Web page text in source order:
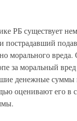
РБ существует
пострадавший
морального вреда.
за моральный
денежные суммы
оценивают его в